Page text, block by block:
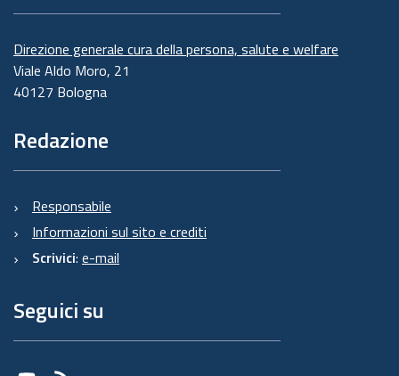
Direzione generale cura della persona, salute e welfare
Viale Aldo Moro, 21
40127 Bologna
Redazione
Responsabile
Informazioni sul sito e crediti
Scrivici: e-mail
Seguici su